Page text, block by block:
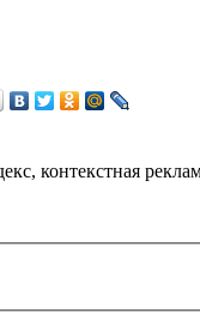
контекстная